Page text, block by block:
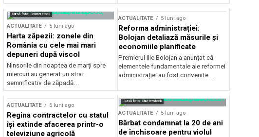
Sursă foto: Shutterstock
ACTUALITATE 5 luni ago
Harta zăpezii: zonele din
România cu cele mai mari
depuneri după viscol
Ninsorile din noaptea de marți spre
miercuri au generat un strat
semnificativ de zăpadă...
ACTUALITATE 5 luni ago
Reforma administrației:
Bolojan detaliază măsurile și
economiile planificate
Premierul Ilie Bolojan a anunțat că
elementele fundamentale ale reformei
administrației au fost convenite...
ACTUALITATE 5 luni ago
Regina contractelor cu statul
își extinde afacerea printr-o
televiziune agricolă
Sursă foto: Shutterstock
ACTUALITATE 5 luni ago
Bărbat condamnat la 20 de ani
de închisoare pentru violul